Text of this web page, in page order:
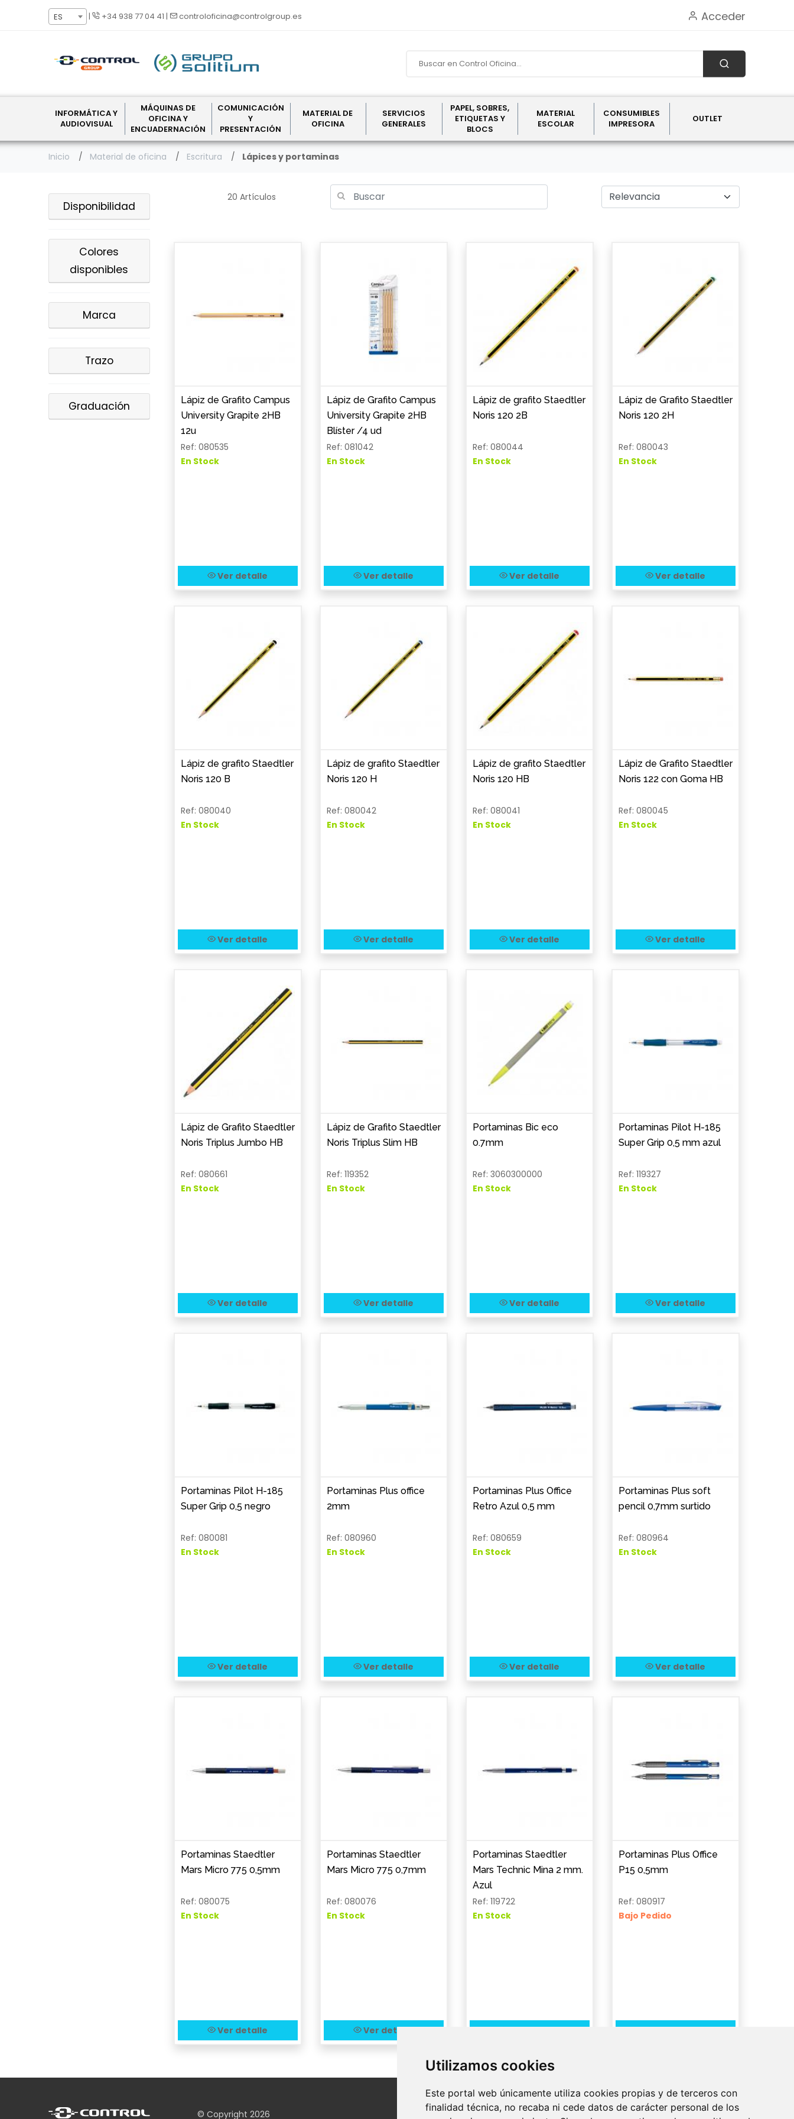
Utilizamos cookies
Este portal web únicamente utiliza cookies propias y de terceros con
finalidad técnica, no recaba ni cede datos de carácter personal de los
ES | +34 938 77 04 41 | controloficina@controlgroup.es Acceder
INFORMÁTICA Y
AUDIOVISUAL
MÁQUINAS DE
OFICINA Y
ENCUADERNACIÓN
COMUNICACIÓN
Y
PRESENTACIÓN
MATERIAL DE
OFICINA
SERVICIOS
GENERALES
PAPEL, SOBRES,
ETIQUETAS Y
BLOCS
MATERIAL
ESCOLAR
CONSUMIBLES
IMPRESORA
OUTLET
Inicio Material de oficina Escritura Lápices y portaminas
Disponibilidad
Colores
disponibles
Marca
Trazo
Graduación
20 Artículos
Lápiz de Grafito Campus
University Grapite 2HB
12u
Ref: 080535
En Stock
Ver detalle
Lápiz de Grafito Campus
University Grapite 2HB
Blíster /4 ud
Ref: 081042
En Stock
Ver detalle
Lápiz de grafito Staedtler
Noris 120 2B
Ref: 080044
En Stock
Ver detalle
Lápiz de Grafito Staedtler
Noris 120 2H
Ref: 080043
En Stock
Ver detalle
Lápiz de grafito Staedtler
Noris 120 B
Ref: 080040
En Stock
Ver detalle
Lápiz de grafito Staedtler
Noris 120 H
Ref: 080042
En Stock
Ver detalle
Lápiz de grafito Staedtler
Noris 120 HB
Ref: 080041
En Stock
Ver detalle
Lápiz de Grafito Staedtler
Noris 122 con Goma HB
Ref: 080045
En Stock
Ver detalle
Lápiz de Grafito Staedtler
Noris Triplus Jumbo HB
Ref: 080661
En Stock
Ver detalle
Lápiz de Grafito Staedtler
Noris Triplus Slim HB
Ref: 119352
En Stock
Ver detalle
Portaminas Bic eco
0.7mm
Ref: 3060300000
En Stock
Ver detalle
Portaminas Pilot H-185
Super Grip 0,5 mm azul
Ref: 119327
En Stock
Ver detalle
Portaminas Pilot H-185
Super Grip 0,5 negro
Ref: 080081
En Stock
Ver detalle
Portaminas Plus office
2mm
Ref: 080960
En Stock
Ver detalle
Portaminas Plus Office
Retro Azul 0,5 mm
Ref: 080659
En Stock
Ver detalle
Portaminas Plus soft
pencil 0,7mm surtido
Ref: 080964
En Stock
Ver detalle
Portaminas Staedtler
Mars Micro 775 0,5mm
Ref: 080075
En Stock
Ver detalle
Portaminas Staedtler
Mars Micro 775 0,7mm
Ref: 080076
En Stock
Ver detalle
Portaminas Staedtler
Mars Technic Mina 2 mm.
Azul
Ref: 119722
En Stock
Ver detalle
Portaminas Plus Office
P15 0,5mm
Ref: 080917
Bajo Pedido
Ver detalle
© Copyright 2026 Legal Atención Al Cliente